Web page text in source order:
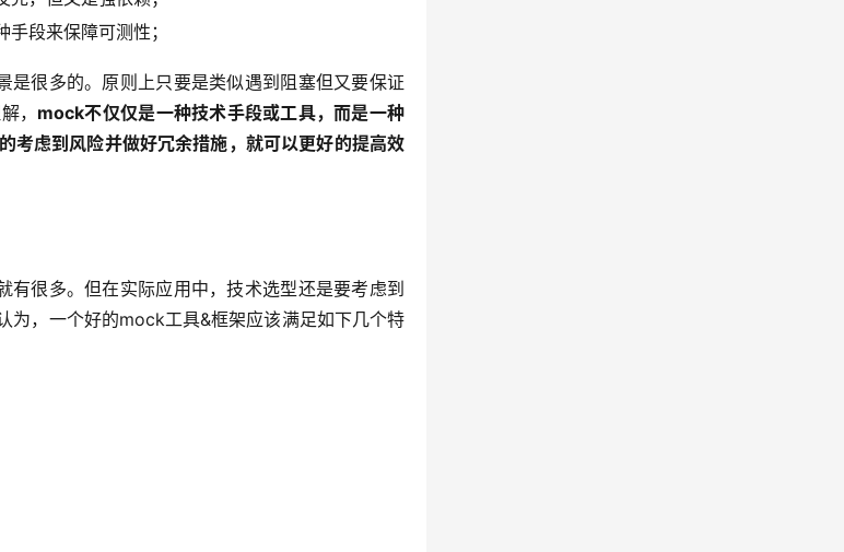
段来保障可测性；
很多的。原则上只要是类似遇到阻塞但又要保证
， mock不仅仅是一种技术手段或工具，而是一种
考虑到风险并做好冗余措施，就可以更好的提高效
很多。但在实际应用中，技术选型还是要考虑到
为，一个好的mock工具&框架应该满足如下几个特